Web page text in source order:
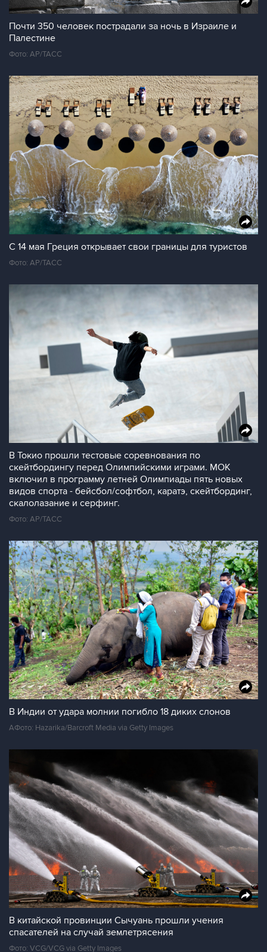
Почти 350 человек пострадали за ночь в Израиле и
Палестине
Фото: АР/ТАСС
С 14 мая Греция открывает свои границы для туристов
Фото: АР/ТАСС
В Токио прошли тестовые соревнования по
скейтбордингу перед Олимпийскими играми. МОК
включил в программу летней Олимпиады пять новых
видов спорта - бейсбол/софтбол, каратэ, скейтбординг,
скалолазание и серфинг.
Фото: AP/ТАСС
В Индии от удара молнии погибло 18 диких слонов
AФото: Hazarika/Barcroft Media via Getty Images
В китайской провинции Сычуань прошли учения
спасателей на случай землетрясения
Фото: VCG/VCG via Getty Images